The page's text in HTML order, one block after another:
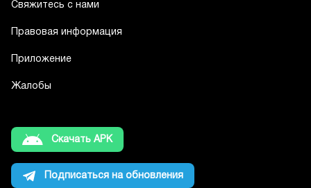
Свяжитесь с нами
Правовая информация
Приложение
Жалобы
Скачать APK
Подписаться на обновления